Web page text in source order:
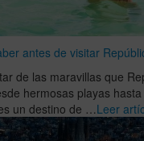
antes de visitar
de las maravillas que
hermosas playas
un destino de …Leer